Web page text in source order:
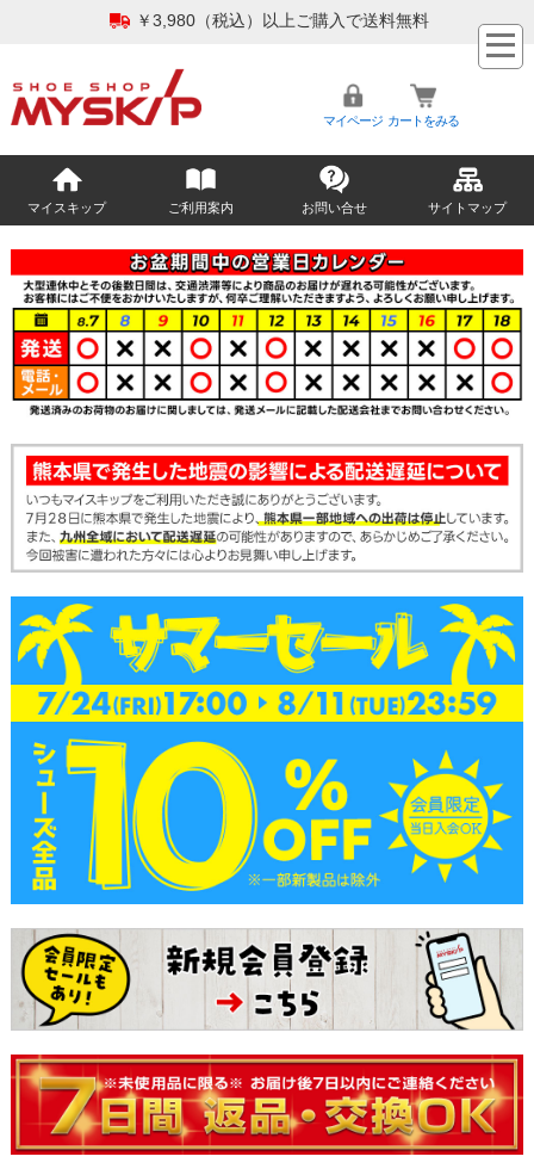
￥3,980（税込）以上ご購入で送料無料
マイページ カートをみる
マイスキップ ご利用案内 お問い合せ サイトマップ